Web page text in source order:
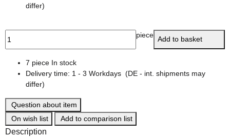
differ)
piece Add to basket
7 piece In stock
Delivery time: 1 - 3 Workdays (DE - int. shipments may
differ)
Question about item
On wish list
Add to comparison list
Description